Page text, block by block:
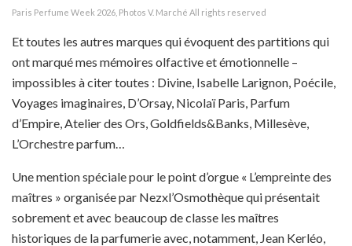
Paris Perfume Week 2026, Photos V. Marché All rights reserved
Et toutes les autres marques qui évoquent des partitions qui
ont marqué mes mémoires olfactive et émotionnelle –
impossibles à citer toutes : Divine, Isabelle Larignon, Poécile,
Voyages imaginaires, D’Orsay, Nicolaï Paris, Parfum
d’Empire, Atelier des Ors, Goldfields&Banks, Millesève,
L’Orchestre parfum…
Une mention spéciale pour le point d’orgue « L’empreinte des
maîtres » organisée par Nezxl’Osmothèque qui présentait
sobrement et avec beaucoup de classe les maîtres
historiques de la parfumerie avec, notamment, Jean Kerléo,